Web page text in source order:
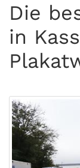
Die
in